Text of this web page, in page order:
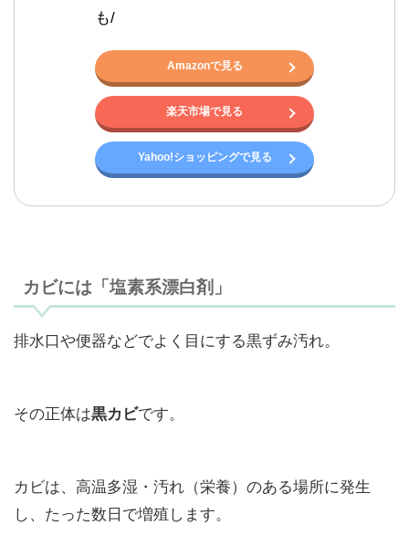
も/
Amazonで見る
楽天市場で見る
Yahoo!ショッピングで見る
カビには「塩素系漂白剤」
排水口や便器などでよく目にする黒ずみ汚れ。
その正体は黒カビです。
カビは、高温多湿・汚れ（栄養）のある場所に発生
し、たった数日で増殖します。